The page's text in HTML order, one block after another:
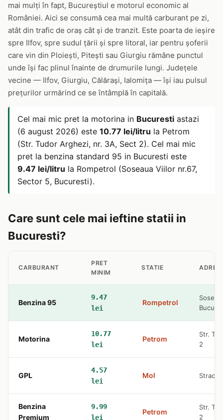
mai mulți în fapt, Bucureștiul e motorul economic al
României. Aici se consumă cea mai multă carburant pe zi,
atât din trafic de oraș cât și de tranzit. Este poarta de ieșire
spre Ilfov, spre sudul țării și spre litoral, iar pentru șoferii
care vin din Ploiești, Pitești sau Giurgiu rămâne punctul
unde își fac plinul înainte de drumurile lungi. Județele
vecine — Ilfov, Giurgiu, Călărași, Ialomița — își iau pulsul
prețurilor urmărind ce se întâmplă în capitală.
Cel mai mic pret la motorina in Bucuresti astazi
(6 august 2026) este 10.77 lei/litru la Petrom
(Str. Tudor Arghezi, nr. 3A, Sect 2). Cel mai mic
pret la benzina standard 95 in Bucuresti este
9.47 lei/litru la Rompetrol (Soseaua Viilor nr.67,
Sector 5, Bucuresti).
Care sunt cele mai ieftine statii in
Bucuresti?
CARBURANT
PRET
MINIM
STATIE
Benzina 95
9.47
lei
Rompetrol
Motorina
10.77
lei
Petrom
Str.
2
GPL
4.57
lei
Mol Strada
Benzina
Premium
9.99
lei
Petrom
Str.
2